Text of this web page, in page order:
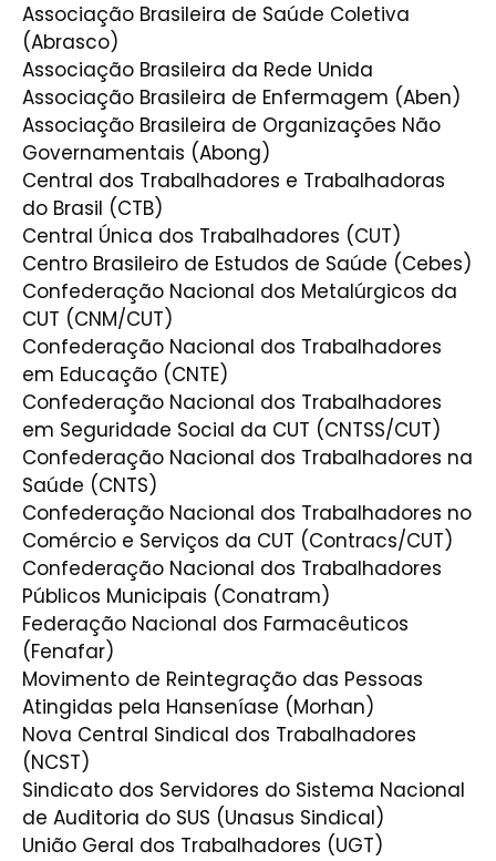
Associação Brasileira de Saúde Coletiva
(Abrasco)
Associação Brasileira da Rede Unida
Associação Brasileira de Enfermagem (Aben)
Associação Brasileira de Organizações Não
Governamentais (Abong)
Central dos Trabalhadores e Trabalhadoras
do Brasil (CTB)
Central Única dos Trabalhadores (CUT)
Centro Brasileiro de Estudos de Saúde (Cebes)
Confederação Nacional dos Metalúrgicos da
CUT (CNM/CUT)
Confederação Nacional dos Trabalhadores
em Educação (CNTE)
Confederação Nacional dos Trabalhadores
em Seguridade Social da CUT (CNTSS/CUT)
Confederação Nacional dos Trabalhadores na
Saúde (CNTS)
Confederação Nacional dos Trabalhadores no
Comércio e Serviços da CUT (Contracs/CUT)
Confederação Nacional dos Trabalhadores
Públicos Municipais (Conatram)
Federação Nacional dos Farmacêuticos
(Fenafar)
Movimento de Reintegração das Pessoas
Atingidas pela Hanseníase (Morhan)
Nova Central Sindical dos Trabalhadores
(NCST)
Sindicato dos Servidores do Sistema Nacional
de Auditoria do SUS (Unasus Sindical)
União Geral dos Trabalhadores (UGT)